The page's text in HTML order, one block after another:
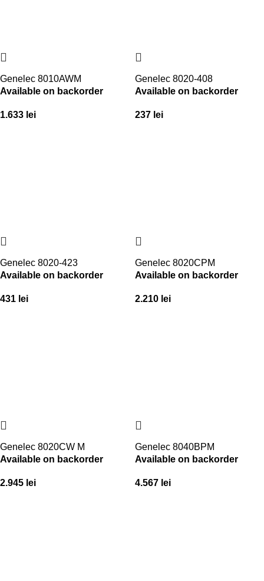
Genelec 8010AWM
Available on backorder
1.633 lei
Genelec 8020-408
Available on backorder
237 lei
Genelec 8020-423
Available on backorder
431 lei
Genelec 8020CPM
Available on backorder
2.210 lei
Genelec 8020CW M
Available on backorder
2.945 lei
Genelec 8040BPM
Available on backorder
4.567 lei